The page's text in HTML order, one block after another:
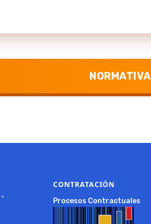
NORMATIVA
CONTRATACIÓN
Procesos Contractuales